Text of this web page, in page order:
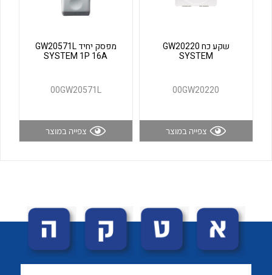
לכל מוצרי היצרן
שקע כח GW20220
SYSTEM
00GW20220
צפייה במוצר
מפסק יחיד GW20571L
SYSTEM 1P 16A
00GW20571L
צפייה במוצר